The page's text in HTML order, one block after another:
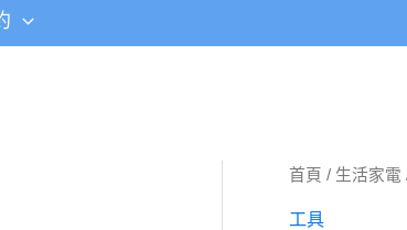
首頁 / 生活家電
工具